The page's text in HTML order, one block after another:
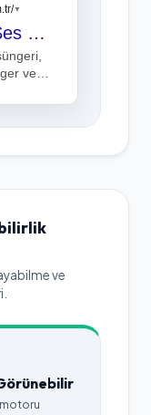
▼
Akustik Sünger ve Ses Yalıtım Süngeri | Piramit, Yumurta Sünger
ve
ve